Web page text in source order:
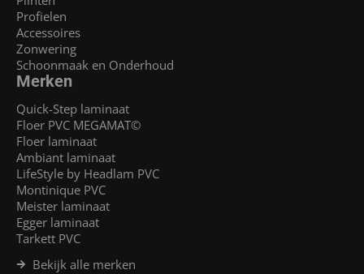
Profielen
Accessoires
Zonwering
Schoonmaak en Onderhoud
Merken
Quick-Step laminaat
Floer PVC MEGAMAT©
Floer laminaat
Ambiant laminaat
LifeStyle by Headlam PVC
Montinique PVC
Meister laminaat
Egger laminaat
Tarkett PVC
Bekijk alle merken